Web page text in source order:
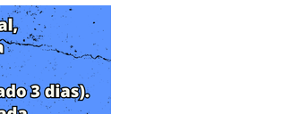
Jedburgh. El
se lanzan en
unificar a las
la maquinaria